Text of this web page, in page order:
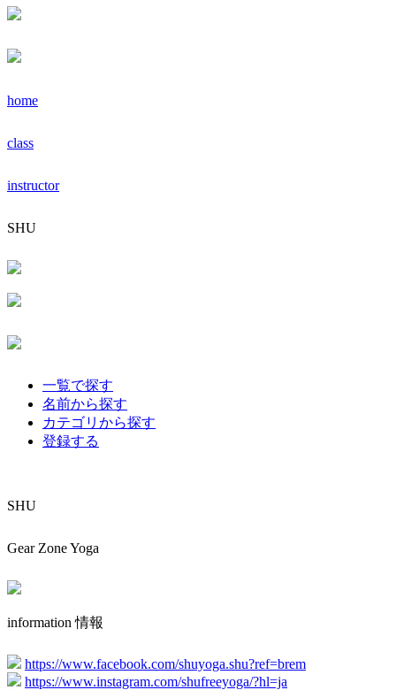
home
class
instructor
SHU
一覧で探す
名前から探す
カテゴリから探す
登録する
SHU
Gear Zone Yoga
information 情報
https://www.facebook.com/shuyoga.shu?ref=brem
https://www.instagram.com/shufreeyoga/?hl=ja